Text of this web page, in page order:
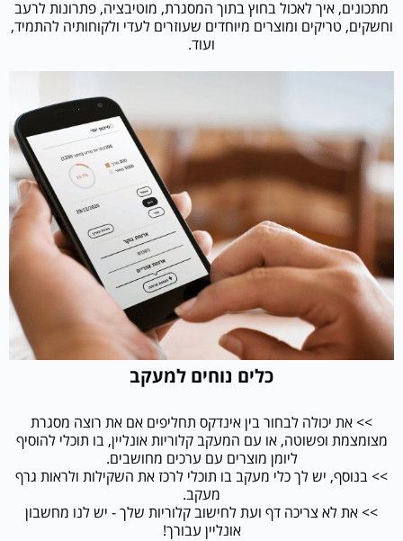
מתכונים, איך לאכול בחוץ בתוך המסגרת, מוטיבציה, פתרונות לרעב
וחשקים, טריקים ומוצרים מיוחדים שעוזרים לעדי ולקוחותיה להתמיד,
ועוד.
כלים נוחים למעקב
>> את יכולה לבחור בין אינדקס תחליפים אם את רוצה מסגרת
מצומצמת ופשוטה, או עם המעקב קלוריות אונליין, בו תוכלי להוסיף
ליומן מוצרים עם ערכים מחושבים.
>> בנוסף, יש לך כלי מעקב בו תוכלי לרכז את השקילות ולראות גרף
מעקב.
>> את לא צריכה דף ועת לחישוב קלוריות שלך - יש לנו מחשבון
אונליין עבורך!